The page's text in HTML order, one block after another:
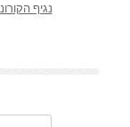
נגיף